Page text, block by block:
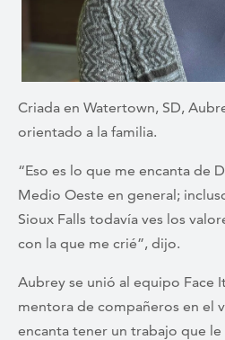
Criada en Watertown, SD,
orientado a la familia.
“Eso es lo que me encanta de
Medio Oeste en general;
Sioux Falls todavía ves los
con la que me crié”, dijo.
Aubrey se unió al equipo Face
mentora de compañeros en el
encanta tener un trabajo que